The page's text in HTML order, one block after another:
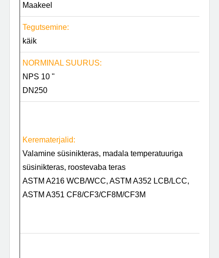
Maakeel
Tegutsemine:
käik
NORMINAL SUURUS:
NPS 10 "
DN250
Kerematerjalid:
Valamine süsinikteras, madala temperatuuriga
süsinikteras, roostevaba teras
ASTM A216 WCB/WCC, ASTM A352 LCB/LCC,
ASTM A351 CF8/CF3/CF8M/CF3M